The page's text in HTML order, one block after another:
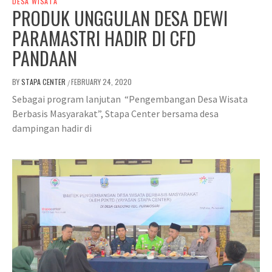
PRODUK UNGGULAN DESA DEWI
PARAMASTRI HADIR DI CFD
PANDAAN
BYSTAPA CENTER /FEBRUARY 24, 2020
Sebagai program lanjutan “Pengembangan Desa Wisata
Berbasis Masyarakat”, Stapa Center bersama desa
dampingan hadir di